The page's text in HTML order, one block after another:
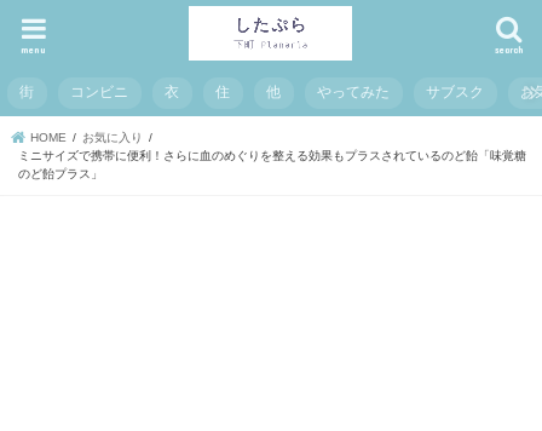
search
menu
街 コンビニ 衣 住 他 やってみた サブスク お
HOME
お気に入り
ミニサイズで携帯に便利！さらに血のめぐりを整える効果もプラスされているのど飴「味覚糖
のど飴プラス」